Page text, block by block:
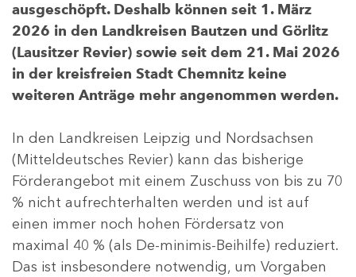
ausgeschöpft. Deshalb können seit 1. März
2026 in den Landkreisen Bautzen und Görlitz
(Lausitzer Revier) sowie seit dem 21. Mai 2026
in der kreisfreien Stadt Chemnitz keine
weiteren Anträge mehr angenommen werden.
In den Landkreisen Leipzig und Nordsachsen
(Mitteldeutsches Revier) kann das bisherige
Förderangebot mit einem Zuschuss von bis zu 70
% nicht aufrechterhalten werden und ist auf
einen immer noch hohen Fördersatz von
maximal 40 % (als De-minimis-Beihilfe) reduziert.
Das ist insbesondere notwendig, um Vorgaben